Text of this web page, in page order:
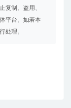
复制、盗用、
平台。如若本
处理。